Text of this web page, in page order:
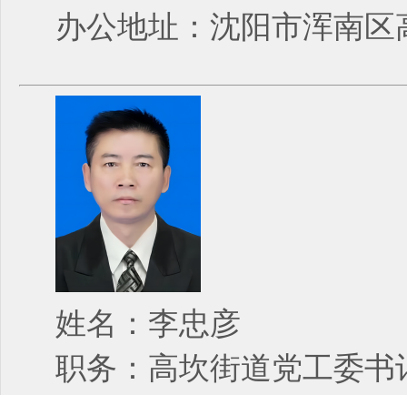
办公地址：沈阳市浑南区
姓名：李忠彦
职务：高坎街道党工委书